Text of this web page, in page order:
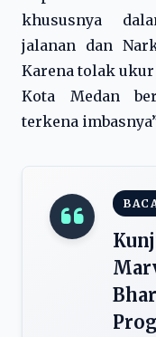
khususnya
jalanan dan
Karena tolak ukur
Kota Medan
terkena